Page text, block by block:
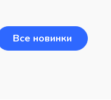
Все новинки